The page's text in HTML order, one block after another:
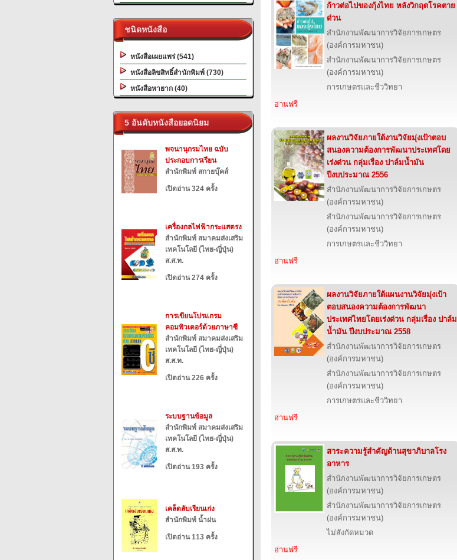
ชนิดหนังสือ
หนังสือเผยแพร่ (541)
หนังสือลิขสิทธิ์สำนักพิมพ์ (730)
หนังสือหายาก (40)
5 อันดับหนังสือยอดนิยม
พจนานุกรมไทย ฉบับ
ประกอบการเรียน
สำนักพิมพ์ สกายบุ๊คส์
เปิดอ่าน 324 ครั้ง
เครื่องกลไฟฟ้ากระแสตรง
สำนักพิมพ์ สมาคมส่งเสริม
เทคโนโลยี (ไทย-ญี่ปุ่น)
ส.ส.ท.
เปิดอ่าน 274 ครั้ง
การเขียนโปรแกรม
คอมพิวเตอร์ด้วยภาษาซี
สำนักพิมพ์ สมาคมส่งเสริม
เทคโนโลยี (ไทย-ญี่ปุ่น)
ส.ส.ท.
เปิดอ่าน 226 ครั้ง
ระบบฐานข้อมูล
สำนักพิมพ์ สมาคมส่งเสริม
เทคโนโลยี (ไทย-ญี่ปุ่น)
ส.ส.ท.
เปิดอ่าน 193 ครั้ง
เคล็ดลับเรียนเก่ง
สำนักพิมพ์ น้ำฝน
เปิดอ่าน 113 ครั้ง
ก้าวต่อไปของกุ้งไทย หลังวิกฤตโรคตาย
ด่วน
สำนักงานพัฒนาการวิจัยการเกษตร
(องค์การมหาชน)
สำนักงานพัฒนาการวิจัยการเกษตร
(องค์การมหาชน)
การเกษตรและชีววิทยา
อ่านฟรี
ผลงานวิจัยภายใต้งานวิจัยมุ่งเป้าตอบ
สนองความต้องการพัฒนาประเทศโดย
เร่งด่วน กลุ่มเรื่อง ปาล์มน้ำมัน
ปีงบประมาณ 2556
สำนักงานพัฒนาการวิจัยการเกษตร
(องค์การมหาชน)
สำนักงานพัฒนาการวิจัยการเกษตร
(องค์การมหาชน)
การเกษตรและชีววิทยา
อ่านฟรี
ผลงานวิจัยภายใต้แผนงานวิจัยมุ่งเป้า
ตอบสนองความต้องการพัฒนา
ประเทศไทยโดยเร่งด่วน กลุ่มเรื่อง ปาล์ม
น้ำมัน ปีงบประมาณ 2558
สำนักงานพัฒนาการวิจัยการเกษตร
(องค์การมหาชน)
สำนักงานพัฒนาการวิจัยการเกษตร
(องค์การมหาชน)
การเกษตรและชีววิทยา
อ่านฟรี
สาระความรู้สำคัญด้านสุขาภิบาลโรง
อาหาร
สำนักงานพัฒนาการวิจัยการเกษตร
(องค์การมหาชน)
สำนักงานพัฒนาการวิจัยการเกษตร
(องค์การมหาชน)
ไม่สังกัดหมวด
อ่านฟรี